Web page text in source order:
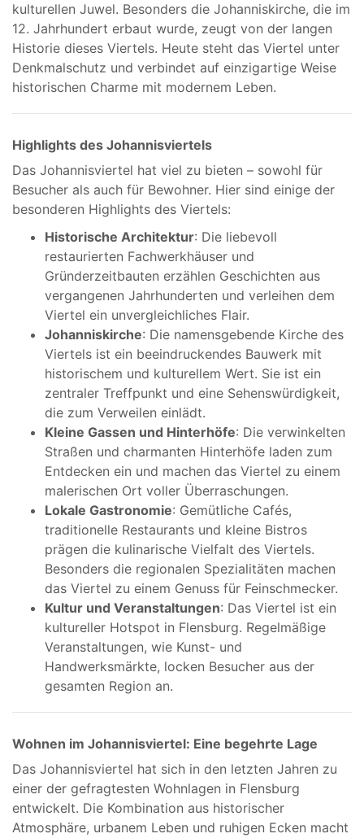
kulturellen Juwel. Besonders die Johanniskirche, die im
12. Jahrhundert erbaut wurde, zeugt von der langen
Historie dieses Viertels. Heute steht das Viertel unter
Denkmalschutz und verbindet auf einzigartige Weise
historischen Charme mit modernem Leben.
Highlights des Johannisviertels
Das Johannisviertel hat viel zu bieten – sowohl für
Besucher als auch für Bewohner. Hier sind einige der
besonderen Highlights des Viertels:
Historische Architektur: Die liebevoll
restaurierten Fachwerkhäuser und
Gründerzeitbauten erzählen Geschichten aus
vergangenen Jahrhunderten und verleihen dem
Viertel ein unvergleichliches Flair.
Johanniskirche: Die namensgebende Kirche des
Viertels ist ein beeindruckendes Bauwerk mit
historischem und kulturellem Wert. Sie ist ein
zentraler Treffpunkt und eine Sehenswürdigkeit,
die zum Verweilen einlädt.
Kleine Gassen und Hinterhöfe: Die verwinkelten
Straßen und charmanten Hinterhöfe laden zum
Entdecken ein und machen das Viertel zu einem
malerischen Ort voller Überraschungen.
Lokale Gastronomie: Gemütliche Cafés,
traditionelle Restaurants und kleine Bistros
prägen die kulinarische Vielfalt des Viertels.
Besonders die regionalen Spezialitäten machen
das Viertel zu einem Genuss für Feinschmecker.
Kultur und Veranstaltungen: Das Viertel ist ein
kultureller Hotspot in Flensburg. Regelmäßige
Veranstaltungen, wie Kunst- und
Handwerksmärkte, locken Besucher aus der
gesamten Region an.
Wohnen im Johannisviertel: Eine begehrte Lage
Das Johannisviertel hat sich in den letzten Jahren zu
einer der gefragtesten Wohnlagen in Flensburg
entwickelt. Die Kombination aus historischer
Atmosphäre, urbanem Leben und ruhigen Ecken macht